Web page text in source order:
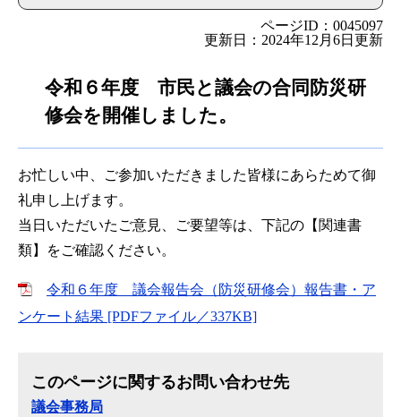
ページID：0045097
更新日：2024年12月6日更新
令和６年度 市民と議会の合同防災研
修会を開催しました。
お忙しい中、ご参加いただきました皆様にあらためて御
礼申し上げます。
当日いただいたご意見、ご要望等は、下記の【関連書
類】をご確認ください。
令和６年度 議会報告会（防災研修会）報告書・ア
ンケート結果 [PDFファイル／337KB]
このページに関するお問い合わせ先
議会事務局